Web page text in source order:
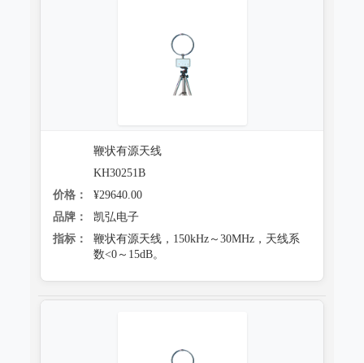
鞭状有源天线
KH30251B
价格：
¥29640.00
品牌：
凯弘电子
指标：
鞭状有源天线，150kHz～30MHz，天线系
数<0～15dB。